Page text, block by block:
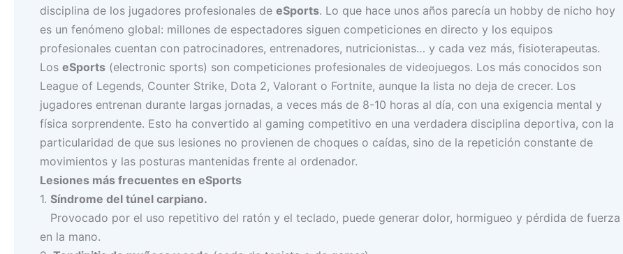
disciplina de los jugadores profesionales de eSports. Lo que hace unos años parecía un hobby de nicho hoy
es un fenómeno global: millones de espectadores siguen competiciones en directo y los equipos
profesionales cuentan con patrocinadores, entrenadores, nutricionistas… y cada vez más, fisioterapeutas.
Los eSports(electronic sports) son competiciones profesionales de videojuegos. Los más conocidos son
League of Legends, Counter Strike, Dota 2, Valorant o Fortnite, aunque la lista no deja de crecer. Los
jugadores entrenan durante largas jornadas, a veces más de 8-10 horas al día, con una exigencia mental y
física sorprendente. Esto ha convertido al gaming competitivo en una verdadera disciplina deportiva, con la
particularidad de que sus lesiones no provienen de choques o caídas, sino de la repetición constante de
movimientos y las posturas mantenidas frente al ordenador.
Lesiones más frecuentes en eSports
1. Síndrome del túnel carpiano.
Provocado por el uso repetitivo del ratón y el teclado, puede generar dolor, hormigueo y pérdida de fuerza
en la mano.